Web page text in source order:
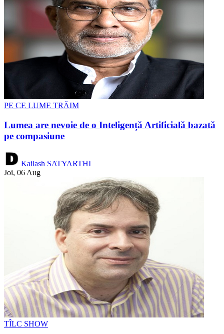
PE CE LUME TRĂIM
Lumea are nevoie de o Inteligență Artificială bazată
pe compasiune
Kailash SATYARTHI
Joi, 06 Aug
TÎLC SHOW